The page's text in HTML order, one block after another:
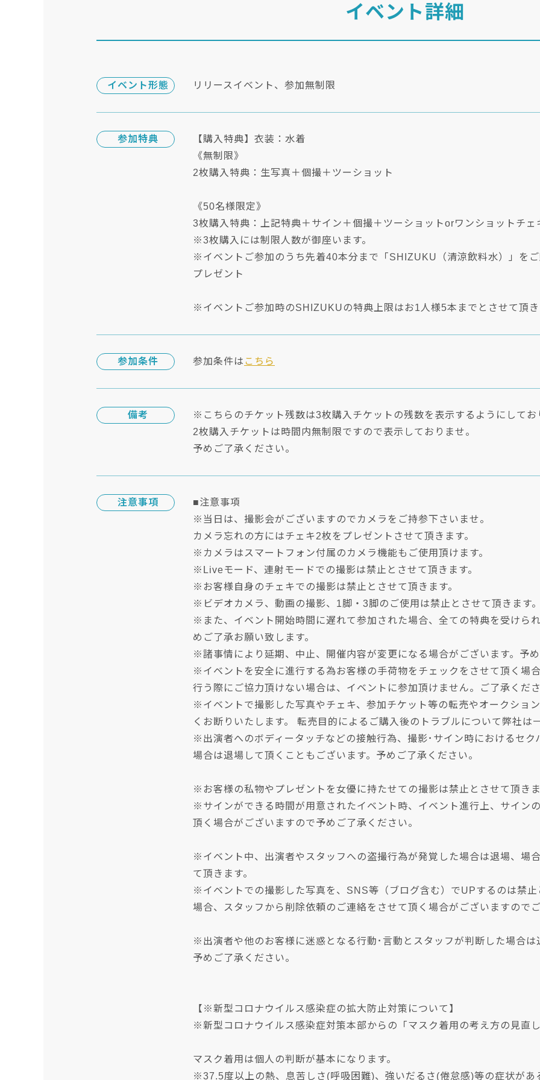
イベント詳細
イベント形態 リリースイベント、参加無制限
参加特典
【購入特典】衣装：水着
《無制限》
2枚購入特典：生写真＋個撮＋ツーショット
《50名様限定》
3枚購入特典：上記特典＋サイン＋個撮＋ツーショットorワンショットチェ
※3枚購入には制限人数が御座います。
※イベントご参加のうち先着40本分まで「SHIZUKU（清涼飲料水）」を
プレゼント
※イベントご参加時のSHIZUKUの特典上限はお1人様5本までとさせて頂き
参加条件 参加条件は こちら
備考
※こちらのチケット残数は3枚購入チケットの残数を表示するようにしてお
2枚購入チケットは時間内無制限ですので表示しておりませ。
予めご了承ください。
注意事項
■注意事項
※当日は、撮影会がございますのでカメラをご持参下さいませ。
カメラ忘れの方にはチェキ2枚をプレゼントさせて頂きます。
※カメラはスマートフォン付属のカメラ機能もご使用頂けます。
※Liveモード、連射モードでの撮影は禁止とさせて頂きます。
※お客様自身のチェキでの撮影は禁止とさせて頂きます。
※ビデオカメラ、動画の撮影、1脚・3脚のご使用は禁止とさせて頂きます。
※また、イベント開始時間に遅れて参加された場合、全ての特典を受けら
めご了承お願い致します。
※諸事情により延期、中止、開催内容が変更になる場合がございます。予め
※イベントを安全に進行する為お客様の手荷物をチェックをさせて頂く場
行う際にご協力頂けない場合は、イベントに参加頂けません。ご了承くださ
※イベントで撮影した写真やチェキ、参加チケット等の転売やオークショ
くお断りいたします。 転売目的によるご購入後のトラブルについて弊社は
※出演者へのボディータッチなどの接触行為、撮影･サイン時におけるセク
場合は退場して頂くこともございます。予めご了承ください。
※お客様の私物やプレゼントを女優に持たせての撮影は禁止とさせて頂きま
※サインができる時間が用意されたイベント時、イベント進行上、サイン
頂く場合がございますので予めご了承ください。
※イベント中、出演者やスタッフへの盗撮行為が発覚した場合は退場、場
て頂きます。
※イベントでの撮影した写真を、SNS等（ブログ含む）でUPするのは禁止
場合、スタッフから削除依頼のご連絡をさせて頂く場合がございますので
※出演者や他のお客様に迷惑となる行動･言動とスタッフが判断した場合は
予めご了承ください。
【※新型コロナウイルス感染症の拡大防止対策について】
※新型コロナウイルス感染症対策本部からの「マスク着用の考え方の見直
マスク着用は個人の判断が基本になります。
※37.5度以上の熱、息苦しさ(呼吸困難)、強いだるさ(倦怠感)等の症状があ